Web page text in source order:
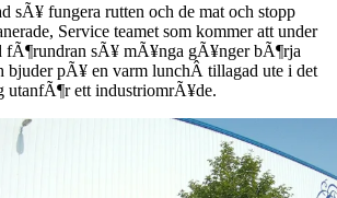
sÃ¥ fungera rutten och de mat och stopp
Service teamet som kommer att under
fÃ¶rundran sÃ¥ mÃ¥nga gÃ¥nger bÃ¶rja
bjuder pÃ¥ en varm lunchÂ tillagad ute i det
utanfÃ¶r ett industriomrÃ¥de.